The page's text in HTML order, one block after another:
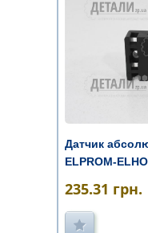
Датчик
ELPROM-
235.31 грн.